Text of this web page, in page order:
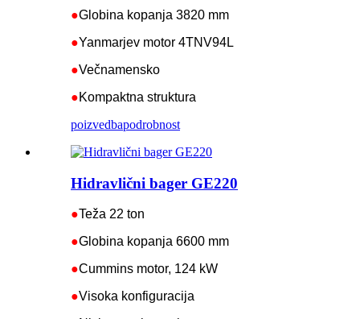
●Globina kopanja 3820 mm
●Yanmarjev motor 4TNV94L
●Večnamensko
●Kompaktna struktura
poizvedbapodrobnost
Hidravlični bager GE220
●Teža 22 ton
●Globina kopanja 6600 mm
●Cummins motor, 124 kW
●Visoka konfiguracija